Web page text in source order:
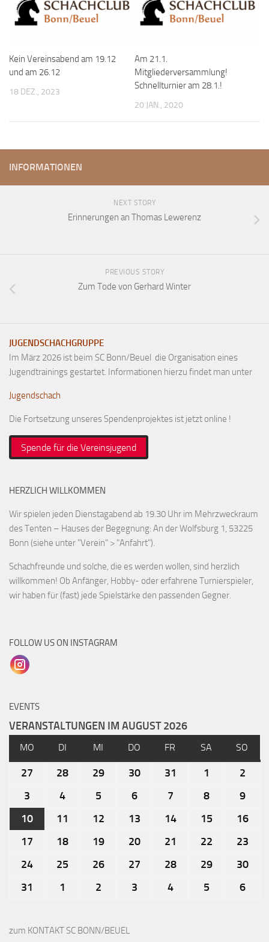
4. Mannschaft
Jugendschach
Anfahrt
Vorstand
Links
Kein Vereinsabend am 19.12
und am 26.12
18 DEZ., 2023
Am 21.1.
Mitgliederversammlung!
Schnellturnier am 28.1.!
20 JAN., 2020
INFORMATIONEN
NEXT STORY
Erinnerungen an Thomas Lewerenz
PREVIOUS STORY
Zum Tode von Gerhard Winter
JUGENDSCHACHGRUPPE
Im März 2026 ist beim SC Bonn/Beuel die Organisation eines
Jugendtrainings gestartet. Informationen hierzu findet man unter
Jugendschach
Die Fortsetzung unseres Spendenprojektes ist jetzt online !
Spende für die Vereinsjugend
HERZLICH WILLKOMMEN
Wir spielen jeden Dienstagabend ab 19.30 Uhr im Mehrzweckraum
des Tenten – Hauses der Begegnung: An der Wolfsburg 1, 53225
Bonn (siehe unter "Verein" > "Anfahrt").
Schachfreunde und solche, die es werden wollen, sind herzlich
willkommen! Ob Anfänger, Hobby- oder erfahrene Turnierspieler,
wir haben für (fast) jede Spielstärke den passenden Gegner.
FOLLOW US ON INSTAGRAM
EVENTS
VERANSTALTUNGEN IM AUGUST 2026
MO DI MI DO FR SA SO
27 28 29 30 31 1
2
3
4 5 6 7 8
9
10
11 12 13 14 15
16
17
18 19 20 21 22
23
24
25 26 27 28 29
30
31
1 2 3 4 5 6
zum KONTAKT SC BONN/BEUEL